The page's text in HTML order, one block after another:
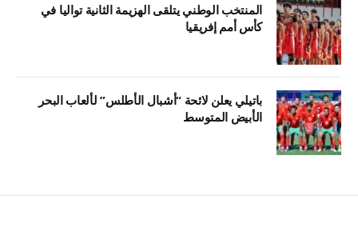
المنتخب الوطني يتلقى الهزيمة الثانية تواليا في
كأس أمم إفريقيا
باتيلي يعلن لائحة “أشبال الأطلس” لألعاب البحر
الأبيض المتوسط